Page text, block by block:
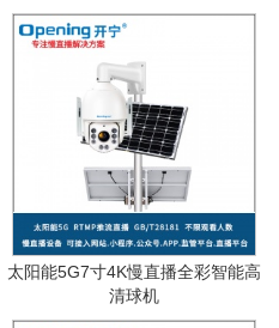
太阳能5G7寸4K慢直播全彩智能高
清球机